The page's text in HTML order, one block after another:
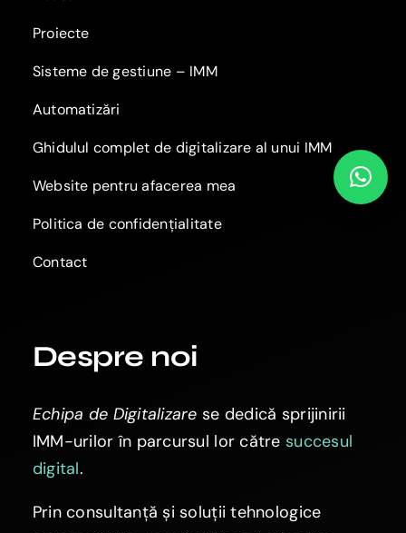
Proiecte
Sisteme de gestiune – IMM
Automatizări
Ghidulul complet de digitalizare al unui IMM
Website pentru afacerea mea
Politica de confidențialitate
Contact
Despre noi
Echipa de Digitalizare se dedică sprijinirii
IMM-urilor în parcursul lor către succesul
digital.
Prin consultanță și soluții tehnologice